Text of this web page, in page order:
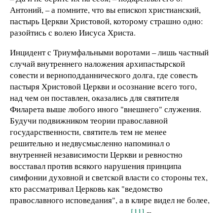
Антоний, – а помните, что вы епископ христианский,
пастырь Церкви Христовой, которому страшно одно:
разойтись с волею Иисуса Христа.
Инцидент с Триумфальными воротами – лишь частный
случай внутреннего наложения архипастырской
совести и верноподданнического долга, где совесть
пастыря Христовой Церкви и осознание всего того,
над чем он поставлен, оказались для святителя
Филарета выше любого иного "внешнего" служения.
Будучи подвижником теории православной
государственности, святитель тем не менее
решительно и недвусмысленно напоминал о
внутренней независимости Церкви и ревностно
восставал против всякого нарушения принципа
симфонии духовной и светской власти со стороны тех,
кто рассматривал Церковь как "ведомство
православного исповедания", а в клире видел не более,